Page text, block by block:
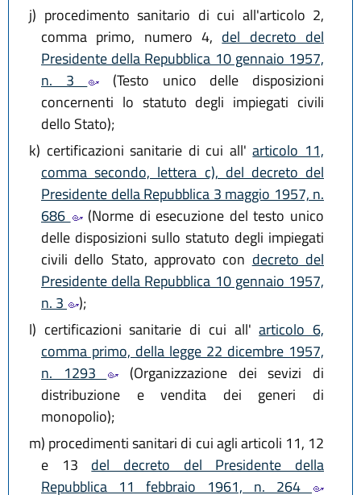
j) procedimento sanitario di cui all'articolo 2,
comma primo, numero 4, del decreto del
Presidente della Repubblica 10 gennaio 1957,
n. 3
(Testo unico delle disposizioni
concernenti lo statuto degli impiegati civili
dello Stato);
k) certificazioni sanitarie di cui all'articolo 11,
comma secondo, lettera c), del decreto del
Presidente della Repubblica 3 maggio 1957, n.
686
(Norme di esecuzione del testo unico
delle disposizioni sullo statuto degli impiegati
civili dello Stato, approvato con decreto del
Presidente della Repubblica 10 gennaio 1957,
n. 3
);
l) certificazioni sanitarie di cui all'articolo 6,
comma primo, della legge 22 dicembre 1957,
n. 1293
(Organizzazione dei sevizi di
distribuzione e vendita dei generi di
monopolio);
m) procedimenti sanitari di cui agli articoli 11, 12
e 13 del decreto del Presidente della
Repubblica 11 febbraio 1961, n. 264